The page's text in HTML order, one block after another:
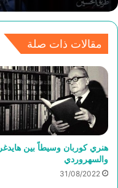
مقالات ذات صلة
هنري كوربان وسيطاً بين هايدغر
والسهروردي
31/08/2022